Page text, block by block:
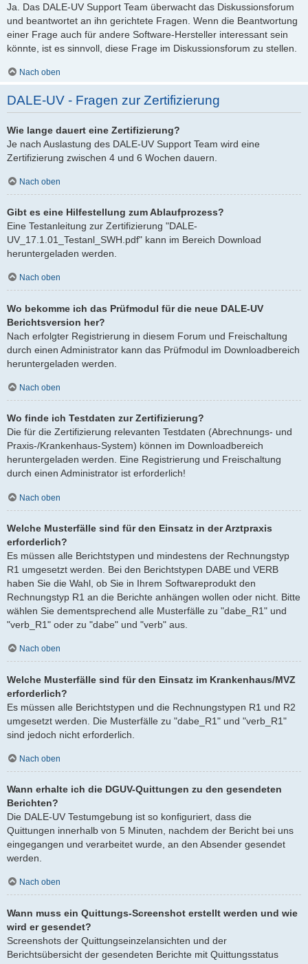
Ja. Das DALE-UV Support Team überwacht das Diskussionsforum
und beantwortet an ihn gerichtete Fragen. Wenn die Beantwortung
einer Frage auch für andere Software-Hersteller interessant sein
könnte, ist es sinnvoll, diese Frage im Diskussionsforum zu stellen.
Nach oben
DALE-UV - Fragen zur Zertifizierung
Wie lange dauert eine Zertifizierung?
Je nach Auslastung des DALE-UV Support Team wird eine
Zertifizierung zwischen 4 und 6 Wochen dauern.
Nach oben
Gibt es eine Hilfestellung zum Ablaufprozess?
Eine Testanleitung zur Zertifizierung "DALE-
UV_17.1.01_Testanl_SWH.pdf" kann im Bereich Download
heruntergeladen werden.
Nach oben
Wo bekomme ich das Prüfmodul für die neue DALE-UV
Berichtsversion her?
Nach erfolgter Registrierung in diesem Forum und Freischaltung
durch einen Administrator kann das Prüfmodul im Downloadbereich
heruntergeladen werden.
Nach oben
Wo finde ich Testdaten zur Zertifizierung?
Die für die Zertifizierung relevanten Testdaten (Abrechnungs- und
Praxis-/Krankenhaus-System) können im Downloadbereich
heruntergeladen werden. Eine Registrierung und Freischaltung
durch einen Administrator ist erforderlich!
Nach oben
Welche Musterfälle sind für den Einsatz in der Arztpraxis
erforderlich?
Es müssen alle Berichtstypen und mindestens der Rechnungstyp
R1 umgesetzt werden. Bei den Berichtstypen DABE und VERB
haben Sie die Wahl, ob Sie in Ihrem Softwareprodukt den
Rechnungstyp R1 an die Berichte anhängen wollen oder nicht. Bitte
wählen Sie dementsprechend alle Musterfälle zu "dabe_R1" und
"verb_R1" oder zu "dabe" und "verb" aus.
Nach oben
Welche Musterfälle sind für den Einsatz im Krankenhaus/MVZ
erforderlich?
Es müssen alle Berichtstypen und die Rechnungstypen R1 und R2
umgesetzt werden. Die Musterfälle zu "dabe_R1" und "verb_R1"
sind jedoch nicht erforderlich.
Nach oben
Wann erhalte ich die DGUV-Quittungen zu den gesendeten
Berichten?
Die DALE-UV Testumgebung ist so konfiguriert, dass die
Quittungen innerhalb von 5 Minuten, nachdem der Bericht bei uns
eingegangen und verarbeitet wurde, an den Absender gesendet
werden.
Nach oben
Wann muss ein Quittungs-Screenshot erstellt werden und wie
wird er gesendet?
Screenshots der Quittungseinzelansichten und der
Berichtsübersicht der gesendeten Berichte mit Quittungsstatus